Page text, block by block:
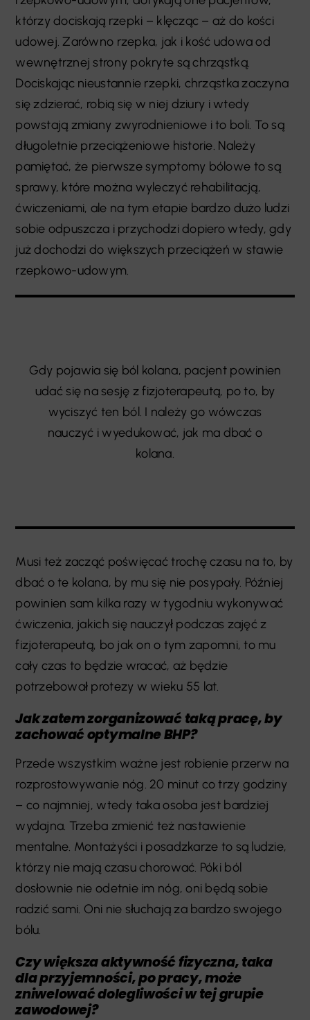
którzy dociskają rzepki – klęcząc – aż do kości
udowej. Zarówno rzepka, jak i kość udowa od
wewnętrznej strony pokryte są chrząstką.
Dociskając nieustannie rzepki, chrząstka zaczyna
się zdzierać, robią się w niej dziury i wtedy
powstają zmiany zwyrodnieniowe i to boli. To są
długoletnie przeciążeniowe historie. Należy
pamiętać, że pierwsze symptomy bólowe to są
sprawy, które można wyleczyć rehabilitacją,
ćwiczeniami, ale na tym etapie bardzo dużo ludzi
sobie odpuszcza i przychodzi dopiero wtedy, gdy
już dochodzi do większych przeciążeń w stawie
rzepkowo-udowym.
Gdy pojawia się ból kolana, pacjent powinien
udać się na sesję z fizjoterapeutą, po to, by
wyciszyć ten ból. I należy go wówczas
nauczyć i wyedukować, jak ma dbać o
kolana.
Musi też zacząć poświęcać trochę czasu na to, by
dbać o te kolana, by mu się nie posypały. Później
powinien sam kilka razy w tygodniu wykonywać
ćwiczenia, jakich się nauczył podczas zajęć z
fizjoterapeutą, bo jak on o tym zapomni, to mu
cały czas to będzie wracać, aż będzie
potrzebował protezy w wieku 55 lat.
Jak zatem zorganizować taką pracę, by
zachować optymalne BHP?
Przede wszystkim ważne jest robienie przerw na
rozprostowywanie nóg. 20 minut co trzy godziny
– co najmniej, wtedy taka osoba jest bardziej
wydajna. Trzeba zmienić też nastawienie
mentalne. Montażyści i posadzkarze to są ludzie,
którzy nie mają czasu chorować. Póki ból
dosłownie nie odetnie im nóg, oni będą sobie
radzić sami. Oni nie słuchają za bardzo swojego
bólu.
Czy większa aktywność fizyczna, taka
dla przyjemności, po pracy, może
zniwelować dolegliwości w tej grupie
zawodowej?